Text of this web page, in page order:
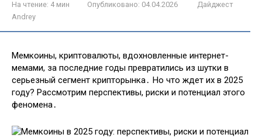
На чтение: 4 мин Опубликовано: 04.04.2026
Дайджест
Andrey
Мемкоины, криптовалюты, вдохновленные интернет-
мемами, за последние годы превратились из шутки в
серьезный сегмент крипторынка․ Но что ждет их в 2025
году? Рассмотрим перспективы, риски и потенциал этого
феномена․